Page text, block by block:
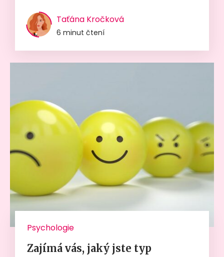
Taťána Kročková
6 minut čtení
Psychologie
Zajímá vás, jaký jste typ